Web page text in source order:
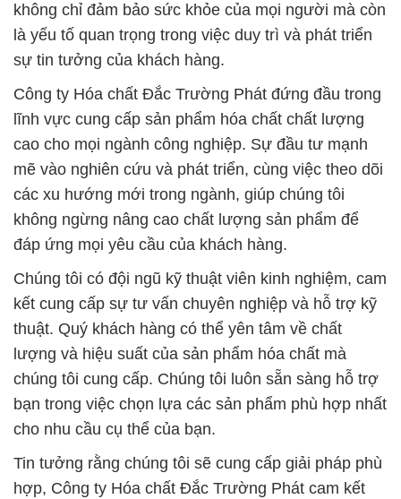
không chỉ đảm bảo sức khỏe của mọi người mà còn
là yếu tố quan trọng trong việc duy trì và phát triển
sự tin tưởng của khách hàng.
Công ty Hóa chất Đắc Trường Phát đứng đầu trong
lĩnh vực cung cấp sản phẩm hóa chất chất lượng
cao cho mọi ngành công nghiệp. Sự đầu tư mạnh
mẽ vào nghiên cứu và phát triển, cùng việc theo dõi
các xu hướng mới trong ngành, giúp chúng tôi
không ngừng nâng cao chất lượng sản phẩm để
đáp ứng mọi yêu cầu của khách hàng.
Chúng tôi có đội ngũ kỹ thuật viên kinh nghiệm, cam
kết cung cấp sự tư vấn chuyên nghiệp và hỗ trợ kỹ
thuật. Quý khách hàng có thể yên tâm về chất
lượng và hiệu suất của sản phẩm hóa chất mà
chúng tôi cung cấp. Chúng tôi luôn sẵn sàng hỗ trợ
bạn trong việc chọn lựa các sản phẩm phù hợp nhất
cho nhu cầu cụ thể của bạn.
Tin tưởng rằng chúng tôi sẽ cung cấp giải pháp phù
hợp, Công ty Hóa chất Đắc Trường Phát cam kết